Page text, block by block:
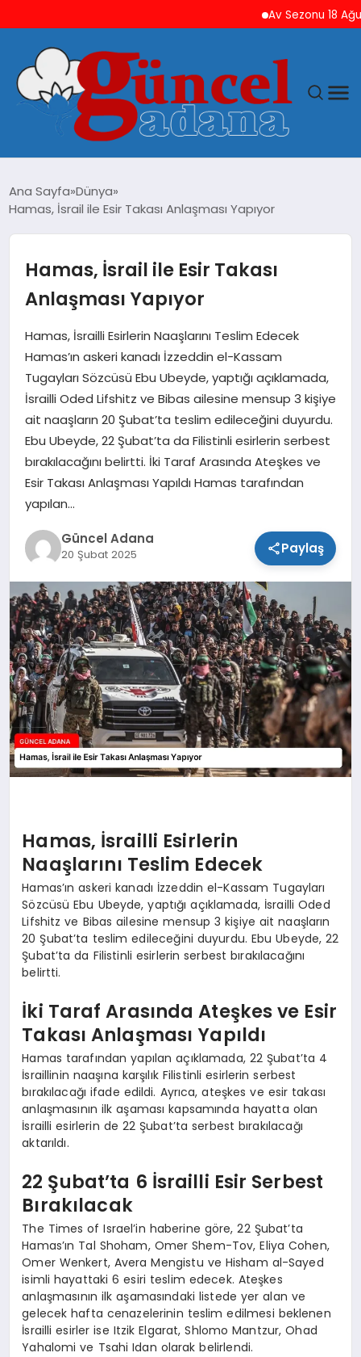
Av Sezonu 18
GÜNCEL
YAŞAM
MAGAZIN
SPOR
TEKNOLOJI
Ana Sayfa Dünya
Hamas, İsrail ile Esir Takası Anlaşması Yapıyor
Hamas, İsrail ile Esir Takası
Anlaşması Yapıyor
Hamas, İsrailli Esirlerin Naaşlarını Teslim Edecek
Hamas’ın askeri kanadı İzzeddin el-Kassam
Tugayları Sözcüsü Ebu Ubeyde, yaptığı açıklamada,
İsrailli Oded Lifshitz ve Bibas ailesine mensup 3 kişiye
ait naaşların 20 Şubat’ta teslim edileceğini duyurdu.
Ebu Ubeyde, 22 Şubat’ta da Filistinli esirlerin serbest
bırakılacağını belirtti. İki Taraf Arasında Ateşkes ve
Esir Takası Anlaşması Yapıldı Hamas tarafından
yapılan…
Güncel Adana
20 Şubat 2025 Paylaş
Hamas, İsrailli Esirlerin
Naaşlarını Teslim Edecek
Hamas’ın askeri kanadı İzzeddin el-Kassam Tugayları
Sözcüsü Ebu Ubeyde, yaptığı açıklamada, İsrailli Oded
Lifshitz ve Bibas ailesine mensup 3 kişiye ait naaşların
20 Şubat’ta teslim edileceğini duyurdu. Ebu Ubeyde, 22
Şubat’ta da Filistinli esirlerin serbest bırakılacağını
belirtti.
İki Taraf Arasında Ateşkes ve Esir
Takası Anlaşması Yapıldı
Hamas tarafından yapılan açıklamada, 22 Şubat’ta 4
İsraillinin naaşına karşılık Filistinli esirlerin serbest
bırakılacağı ifade edildi. Ayrıca, ateşkes ve esir takası
anlaşmasının ilk aşaması kapsamında hayatta olan
İsrailli esirlerin de 22 Şubat’ta serbest bırakılacağı
aktarıldı.
22 Şubat’ta 6 İsrailli Esir Serbest
Bırakılacak
The Times of Israel’in haberine göre, 22 Şubat’ta
Hamas’ın Tal Shoham, Omer Shem-Tov, Eliya Cohen,
Omer Wenkert, Avera Mengistu ve Hisham al-Sayed
isimli hayattaki 6 esiri teslim edecek. Ateşkes
anlaşmasının ilk aşamasındaki listede yer alan ve
gelecek hafta cenazelerinin teslim edilmesi beklenen
İsrailli esirler ise Itzik Elgarat, Shlomo Mantzur, Ohad
Yahalomi ve Tsahi Idan olarak belirlendi.